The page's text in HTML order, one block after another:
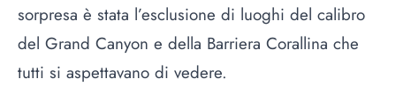
sorpresa è stata l’esclusione di luoghi del calibro
del Grand Canyon e della Barriera Corallina che
tutti si aspettavano di vedere.